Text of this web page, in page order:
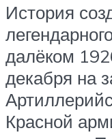
История
далёком
декабря на
Красной